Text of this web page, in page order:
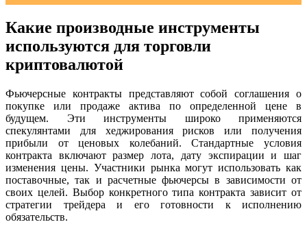
Какие производные инструменты
используются для торговли
криптовалютой
Фьючерсные контракты представляют собой соглашения о
покупке или продаже актива по определенной цене в
будущем. Эти инструменты широко применяются
спекулянтами для хеджирования рисков или получения
прибыли от ценовых колебаний. Стандартные условия
контракта включают размер лота, дату экспирации и шаг
изменения цены. Участники рынка могут использовать как
поставочные, так и расчетные фьючерсы в зависимости от
своих целей. Выбор конкретного типа контракта зависит от
стратегии трейдера и его готовности к исполнению
обязательств.